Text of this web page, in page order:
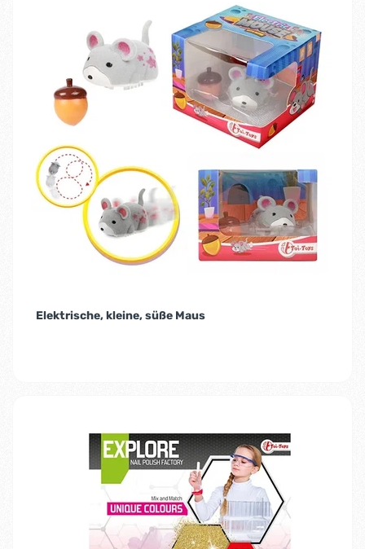
Elektrische, kleine, süße Maus